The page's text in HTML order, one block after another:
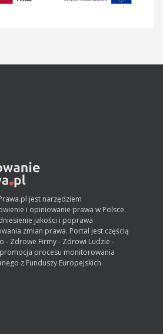
jest narzędziem
i opiniowanie prawa w Polsce.
jakości i poprawa
zmian prawa. Portal jest częścią
- Zdrowe Firmy - Zdrowi Ludzie -
procesu monitorowania
z Funduszy Europejskich.